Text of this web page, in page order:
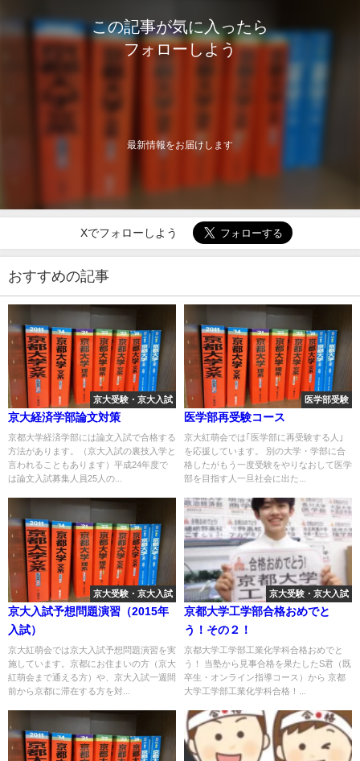
この記事が気に入ったら
フォローしよう
最新情報をお届けします
Xでフォローしよう
おすすめの記事
京大受験・京大入試
京大経済学部論文対策
京都大学経済学部には論文入試で合格する
方法があります。（京大入試の裏技入学と
言われることもあります）平成24年度で
は論文入試募集人員25人の...
医学部受験
医学部再受験コース
京大紅萌会では｢医学部に再受験する人｣
を応援しています。 別の大学・学部に合
格したがもう一度受験をやりなおして医学
部を目指す人一旦社会に出た...
京大受験・京大入試
京大入試予想問題演習（2015年
入試）
京大紅萌会では京大入試予想問題演習を実
施しています。京都にお住まいの方（京大
紅萌会まで通える方）や、京大入試一週間
前から京都に滞在する方を対...
京大受験・京大入試
京都大学工学部合格おめでと
う！その２！
京都大学工学部工業化学科合格おめでと
う！ 当塾から見事合格を果たしたS君（既
卒生・オンライン指導コース）から 京都
大学工学部工業化学科合格！...